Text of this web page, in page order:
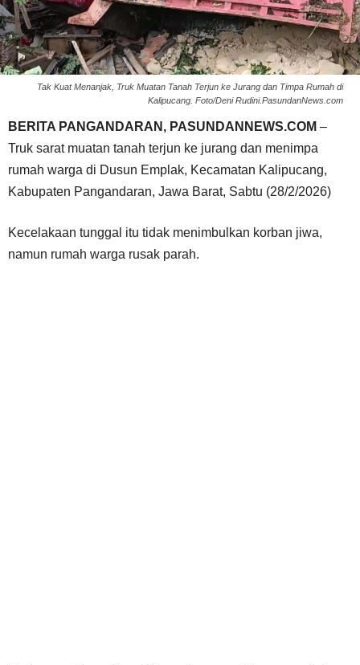
Tak Kuat Menanjak, Truk Muatan Tanah Terjun ke Jurang dan Timpa Rumah di
Kalipucang. Foto/Deni Rudini.PasundanNews.com
BERITA PANGANDARAN, PASUNDANNEWS.COM –
Truk sarat muatan tanah terjun ke jurang dan menimpa
rumah warga di Dusun Emplak, Kecamatan Kalipucang,
Kabupaten Pangandaran, Jawa Barat, Sabtu (28/2/2026)
Kecelakaan tunggal itu tidak menimbulkan korban jiwa,
namun rumah warga rusak parah.